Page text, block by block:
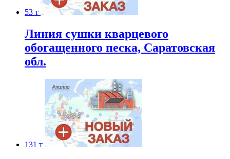
53 т
Линия сушки кварцевого
обогащенного песка, Саратовская
обл.
131 т